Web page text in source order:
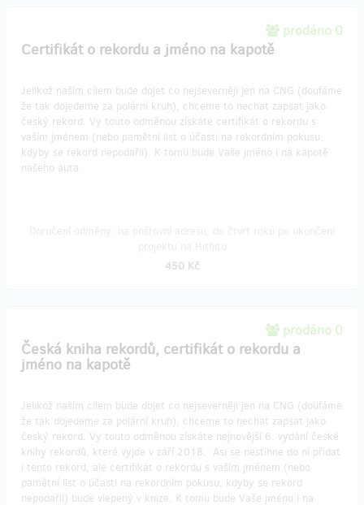
prodáno 0
Certifikát o rekordu a jméno na kapotě
Jelikož naším cílem bude dojet co nejseverněji jen na CNG (doufáme
že tak dojedeme za polární kruh), chceme to nechat zapsat jako
český rekord. Vy touto odměnou získáte certifikát o rekordu s
vaším jménem (nebo pamětní list o účasti na rekordním pokusu,
kdyby se rekord nepodařil). K tomu bude Vaše jméno i na kapotě
našeho auta.
450 Kč
prodáno 0
Česká kniha rekordů, certifikát o rekordu a
jméno na kapotě
Jelikož naším cílem bude dojet co nejseverněji jen na CNG (doufáme
že tak dojedeme za polární kruh), chceme to nechat zapsat jako
český rekord. Vy touto odměnou získáte nejnovější 6. vydání české
knihy rekordů, které vyjde v září 2018. Asi se nestihne do ní přidat
i tento rekord, ale certifikát o rekordu s vaším jménem (nebo
pamětní list o účasti na rekordním pokusu, kdyby se rekord
nepodařil) bude vlepený v knize. K tomu bude Vaše jméno i na